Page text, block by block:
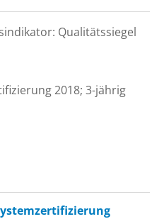
Qualitätssiegel
2018; 3-jährig